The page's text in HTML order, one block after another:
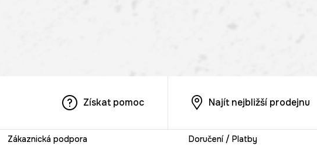
Získat pomoc Najít nejbližší prodejnu
Zákaznická podpora Doručení / Platby